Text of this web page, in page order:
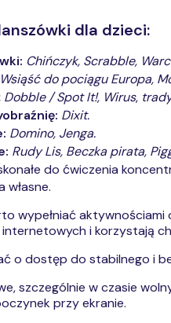
dla dzieci:
Chińczyk, Scrabble,
Wsiąść do pociągu Europa,
Dobble / Spot It!, Wirus,
Dixit.
Domino, Jenga.
Rudy Lis, Beczka pirata,
do ćwiczenia
własne.
wypełniać
i korzystają
o dostęp do stabilnego i
szczególnie w czasie
przy ekranie.